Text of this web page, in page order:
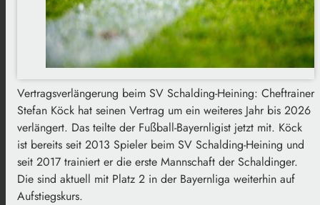
Vertragsverlängerung beim SV Schalding-Heining: Cheftrainer
Stefan Köck hat seinen Vertrag um ein weiteres Jahr bis 2026
verlängert. Das teilte der Fußball-Bayernligist jetzt mit. Köck
ist bereits seit 2013 Spieler beim SV Schalding-Heining und
seit 2017 trainiert er die erste Mannschaft der Schaldinger.
Die sind aktuell mit Platz 2 in der Bayernliga weiterhin auf
Aufstiegskurs.